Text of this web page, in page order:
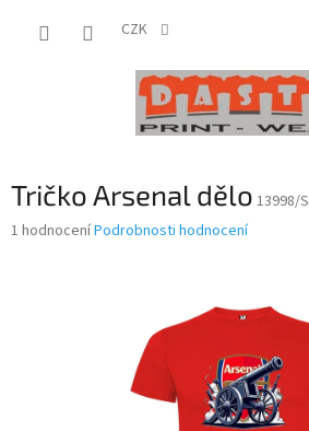
CZK
Tričko Arsenal dělo 13998/S
Průměrné
1 hodnoceníPodrobnosti hodnocení